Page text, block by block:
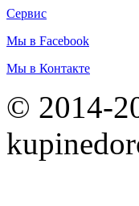
Сервис
Мы в Facebook
Мы в Контакте
© 2014-